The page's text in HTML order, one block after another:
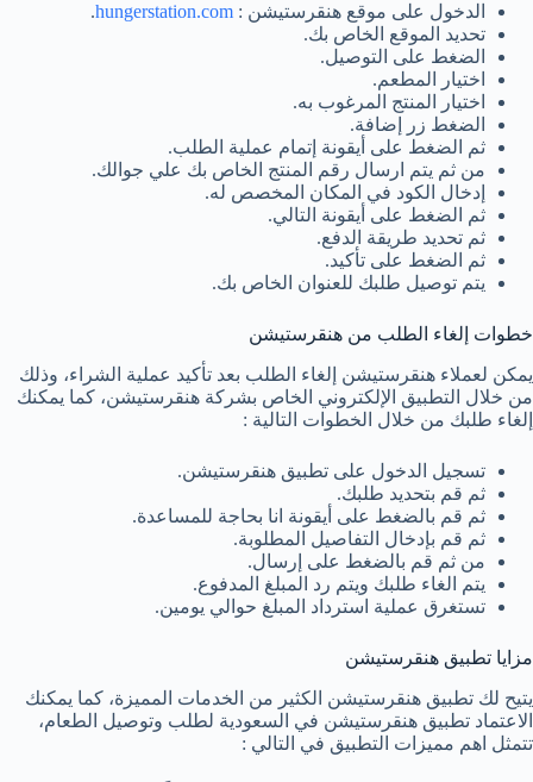
الدخول على موقع هنقرستيشن : hungerstation.com
.
تحديد الموقع الخاص بك.
الضغط على التوصيل.
اختيار المطعم.
اختيار المنتج المرغوب به.
الضغط زر إضافة.
ثم الضغط على أيقونة إتمام عملية الطلب.
من ثم يتم ارسال رقم المنتج الخاص بك علي جوالك.
إدخال الكود في المكان المخصص له.
ثم الضغط على أيقونة التالي.
ثم تحديد طريقة الدفع.
ثم الضغط على تأكيد.
يتم توصيل طلبك للعنوان الخاص بك.
خطوات إلغاء الطلب من هنقرستيشن
يمكن لعملاء هنقرستيشن إلغاء الطلب بعد تأكيد عملية الشراء، وذلك
من خلال التطبيق الإلكتروني الخاص بشركة هنقرستيشن، كما يمكنك
إلغاء طلبك من خلال الخطوات التالية :
تسجيل الدخول على تطبيق هنقرستيشن.
ثم قم بتحديد طلبك.
ثم قم بالضغط على أيقونة انا بحاجة للمساعدة.
ثم قم بإدخال التفاصيل المطلوبة.
من ثم قم بالضغط على إرسال.
يتم الغاء طلبك ويتم رد المبلغ المدفوع.
تستغرق عملية استرداد المبلغ حوالي يومين.
مزايا تطبيق هنقرستيشن
يتيح لك تطبيق هنقرستيشن الكثير من الخدمات المميزة، كما يمكنك
الاعتماد تطبيق هنقرستيشن في السعودية لطلب وتوصيل الطعام،
تتمثل اهم مميزات التطبيق في التالي :